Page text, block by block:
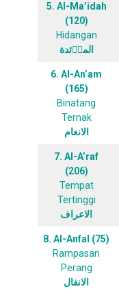
5. Al-Ma’idah
(120)
Hidangan
الماۤئدة
6. Al-An’am
(165)
Binatang
Ternak
الانعام
7. Al-A’raf
(206)
Tempat
Tertinggi
الاعراف
8. Al-Anfal (75)
Rampasan
Perang
الانفال